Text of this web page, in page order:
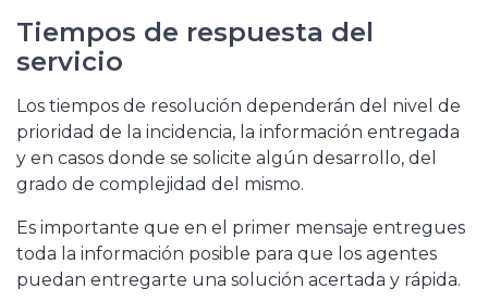
Tiempos de respuesta del
servicio
Los tiempos de resolución dependerán del nivel de
prioridad de la incidencia, la información entregada
y en casos donde se solicite algún desarrollo, del
grado de complejidad del mismo.
Es importante que en el primer mensaje entregues
toda la información posible para que los agentes
puedan entregarte una solución acertada y rápida.